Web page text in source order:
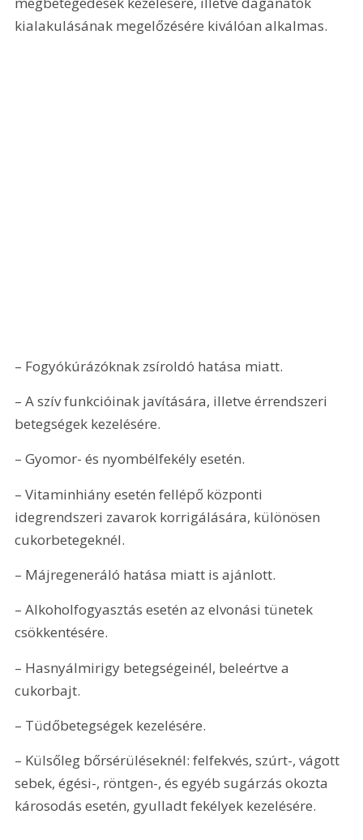
kialakulásának megelőzésére kiválóan alkalmas.
– Fogyókúrázóknak zsíroldó hatása miatt.
– A szív funkcióinak javítására, illetve érrendszeri
betegségek kezelésére.
– Gyomor- és nyombélfekély esetén.
– Vitaminhiány esetén fellépő központi
idegrendszeri zavarok korrigálására, különösen
cukorbetegeknél.
– Májregeneráló hatása miatt is ajánlott.
– Alkoholfogyasztás esetén az elvonási tünetek
csökkentésére.
– Hasnyálmirigy betegségeinél, beleértve a
cukorbajt.
– Tüdőbetegségek kezelésére.
– Külsőleg bőrsérüléseknél: felfekvés, szúrt-, vágott
sebek, égési-, röntgen-, és egyéb sugárzás okozta
károsodás esetén, gyulladt fekélyek kezelésére.